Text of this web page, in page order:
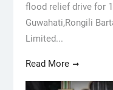
flood relief drive for
Guwahati,Rongili
Limited...
Read More